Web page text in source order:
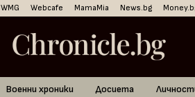
WMG Webcafe MamaMia News.bg
Военни хроники Досиета